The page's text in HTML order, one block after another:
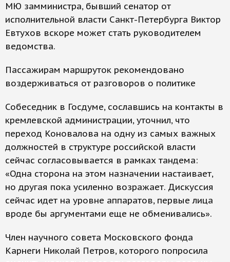
МЮ замминистра, бывший сенатор от
исполнительной власти Санкт-Петербурга Виктор
Евтухов вскоре может стать руководителем
ведомства.
Пассажирам маршруток рекомендовано
воздерживаться от разговоров о политике
Собеседник в Госдуме, сославшись на контакты в
кремлевской администрации, уточнил, что
переход Коновалова на одну из самых важных
должностей в структуре российской власти
сейчас согласовывается в рамках тандема:
«Одна сторона на этом назначении настаивает,
но другая пока усиленно возражает. Дискуссия
сейчас идет на уровне аппаратов, первые лица
вроде бы аргументами еще не обменивались».
Член научного совета Московского фонда
Карнеги Николай Петров, которого попросила